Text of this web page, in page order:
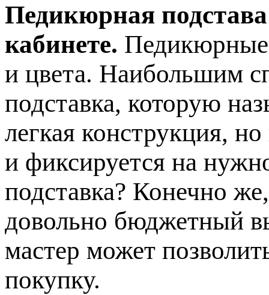
Педикюрная подстава
кабинете. Педикюрные
и цвета. Наибольшим
подставка, которую
легкая конструкция,
и фиксируется на
подставка? Конечно
довольно бюджетный
мастер может
покупку.